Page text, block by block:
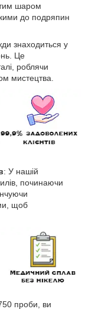
шаром
до подряпин
знаходиться у
Це
роблячи
мистецтва.
: У нашій
починаючи
щоб
проби, ви